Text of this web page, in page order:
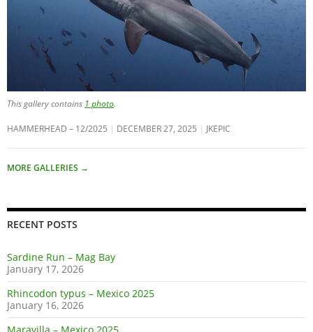
This gallery contains 1 photo.
HAMMERHEAD – 12/2025 DECEMBER 27, 2025 JKEPIC
MORE GALLERIES →
RECENT POSTS
Sardine Run – Mag Bay
January 17, 2026
Rhincodon typus – Mexico 2025
January 16, 2026